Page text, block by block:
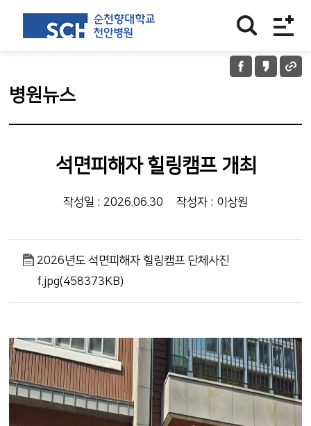
병원뉴스
석면피해자 힐링캠프 개최
작성일 : 2026.06.30 작성자 : 이상원
2026년도 석면피해자 힐링캠프 단체사진
f.jpg(458373KB)